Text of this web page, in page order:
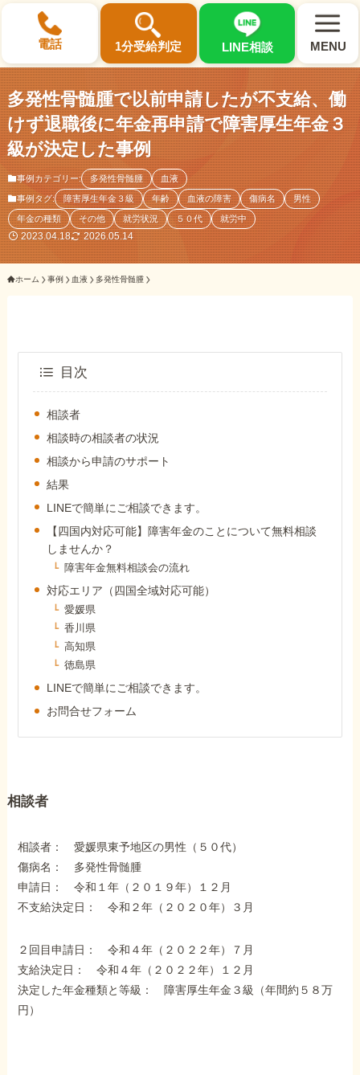
電話 1分受給判定 LINE相談 MENU
×
選ばれる3つの理由
初回相談料0円・受給後報酬型
サポート料金について
県内 No.1 の豊富な知識と経験
ホーム
障害年金の基礎知識
障害年金の金額
受給事例
Q&A・相談事例
事務所について
お客様からの感謝のお手紙
サイトマップ
多発性骨髄腫で以前申請したが不支給、働
けず退職後に年金再申請で障害厚生年金３
級が決定した事例
事例カテゴリー: 多発性骨髄腫 血液
事例タグ: 障害厚生年金３級 年齢 血液の障害 傷病名 男性
年金の種類 その他 就労状況 ５０代 就労中
2023.04.18 2026.05.14
ホーム 事例 血液 多発性骨髄腫
目次
相談者
相談時の相談者の状況
相談から申請のサポート
結果
LINEで簡単にご相談できます。
【四国内対応可能】障害年金のことについて無料相談
しませんか？
障害年金無料相談会の流れ
対応エリア（四国全域対応可能）
愛媛県
香川県
高知県
徳島県
LINEで簡単にご相談できます。
お問合せフォーム
相談者
相談者： 愛媛県東予地区の男性（５０代）
傷病名： 多発性骨髄腫
申請日： 令和１年（２０１９年）１２月
不支給決定日： 令和２年（２０２０年）３月
２回目申請日： 令和４年（２０２２年）７月
支給決定日： 令和４年（２０２２年）１２月
決定した年金種類と等級： 障害厚生年金３級（年間約５８万
円）